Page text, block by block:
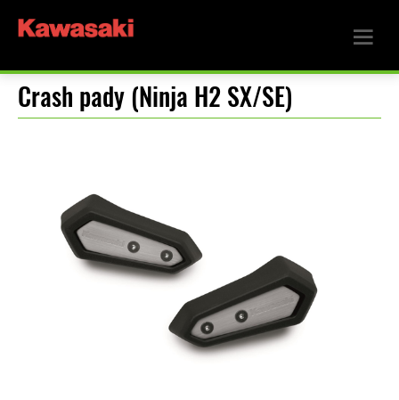
Crash pady (Ninja H2 SX/SE)